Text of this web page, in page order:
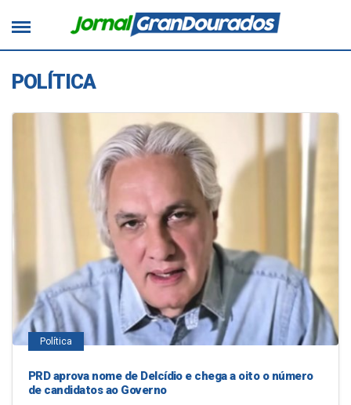
POLÍTICA
Política
PRD aprova nome de Delcídio e chega a oito o número
de candidatos ao Governo